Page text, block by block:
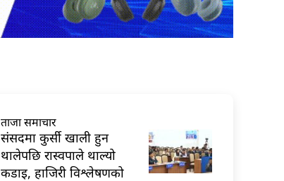
ताजा समाचार
संसदमा कुर्सी खाली हुन
थालेपछि रास्वपाले थाल्यो
कडाइ, हाजिरी विश्लेषणको